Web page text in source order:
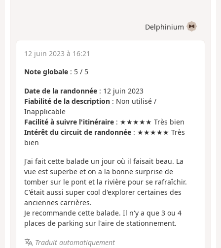
Delphinium
12 juin 2023 à 16:21
Note globale : 5 / 5
Date de la randonnée : 12 juin 2023
Fiabilité de la description : Non utilisé /
Inapplicable
Facilité à suivre l'itinéraire : ★★★★★ Très bien
Intérêt du circuit de randonnée : ★★★★★ Très
bien
J'ai fait cette balade un jour où il faisait beau. La
vue est superbe et on a la bonne surprise de
tomber sur le pont et la rivière pour se rafraîchir.
C'était aussi super cool d'explorer certaines des
anciennes carrières.
Je recommande cette balade. Il n'y a que 3 ou 4
places de parking sur l'aire de stationnement.
Traduit automatiquement